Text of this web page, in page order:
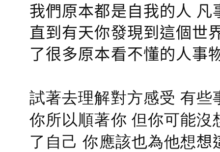
我們原本都是自我的人
直到有天你發現到這個世
了很多原本看不懂的人事
試著去理解對方感受 有
你所以順著你 但你可能
了自己 你應該也為他想想